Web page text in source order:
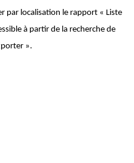
par localisation le rapport « Liste
à partir de la recherche de
».